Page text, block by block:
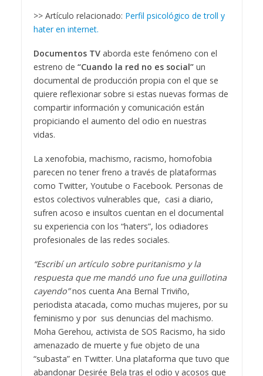
>> Artículo relacionado: Perfil psicológico de troll y
hater en internet.
Documentos TVaborda este fenómeno con el
estreno de “Cuando la red no es social”un
documental de producción propia con el que se
quiere reflexionar sobre si estas nuevas formas de
compartir información y comunicación están
propiciando el aumento del odio en nuestras
vidas.
La xenofobia, machismo, racismo, homofobia
parecen no tener freno a través de plataformas
como Twitter, Youtube o Facebook. Personas de
estos colectivos vulnerables que, casi a diario,
sufren acoso e insultos cuentan en el documental
su experiencia con los “haters”, los odiadores
profesionales de las redes sociales.
“Escribí un artículo sobre puritanismo y la
respuesta que me mandó uno fue una guillotina
cayendo”nos cuenta Ana Bernal Triviño,
periodista atacada, como muchas mujeres, por su
feminismo y por sus denuncias del machismo.
Moha Gerehou, activista de SOS Racismo, ha sido
amenazado de muerte y fue objeto de una
“subasta” en Twitter. Una plataforma que tuvo que
abandonar Desirée Bela tras el odio y acosos que